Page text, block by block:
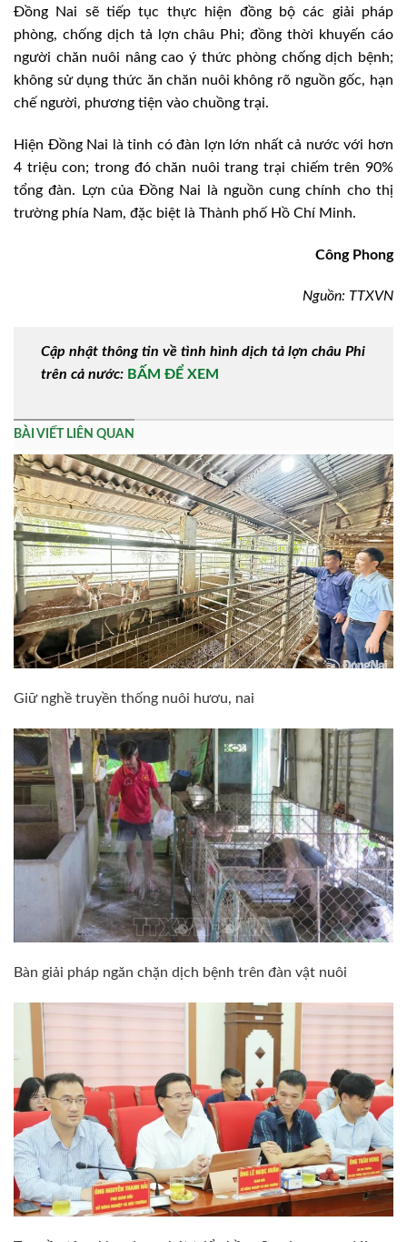
Đồng Nai sẽ tiếp tục thực hiện đồng bộ các giải pháp
phòng, chống dịch tả lợn châu Phi; đồng thời khuyến cáo
người chăn nuôi nâng cao ý thức phòng chống dịch bệnh;
không sử dụng thức ăn chăn nuôi không rõ nguồn gốc, hạn
chế người, phương tiện vào chuồng trại.
Hiện Đồng Nai là tỉnh có đàn lợn lớn nhất cả nước với hơn
4 triệu con; trong đó chăn nuôi trang trại chiếm trên 90%
tổng đàn. Lợn của Đồng Nai là nguồn cung chính cho thị
trường phía Nam, đặc biệt là Thành phố Hồ Chí Minh.
Công Phong
Nguồn: TTXVN
Cập nhật thông tin về tình hình dịch tả lợn châu Phi
trên cả nước: BẤM ĐỂ XEM
BÀI VIẾT LIÊN QUAN
Giữ nghề truyền thống nuôi hươu, nai
Bàn giải pháp ngăn chặn dịch bệnh trên đàn vật nuôi